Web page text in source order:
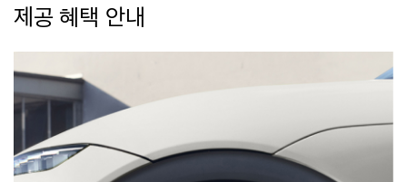
제공 혜택 안내